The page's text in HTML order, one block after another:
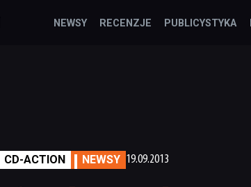
NEWSY RECENZJE PUBLICYSTYKA
CD-ACTION NEWSY 19.09.2013